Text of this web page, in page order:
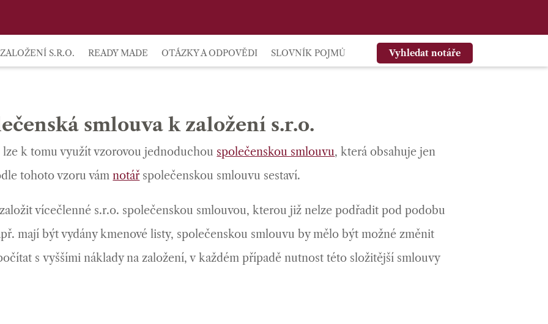
ZALOŽENÍ S.R.O. READY MADE OTÁZKY A ODPOVĚDI SLOVNÍK POJMŮ Vyhledat notáře
smlouva k založení s.r.o.
lze k tomu využít vzorovou jednoduchou společenskou smlouvu, která obsahuje jen
tohoto vzoru vámnotář společenskou smlouvu sestaví.
vícečlenné s.r.o. společenskou smlouvou, kterou již nelze podřadit pod podobu
mají být vydány kmenové listy, společenskou smlouvu by mělo být možné změnit
s vyššími náklady na založení, v každém případě nutnost této složitější smlouvy